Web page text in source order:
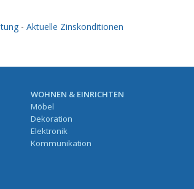
- Aktuelle Zinskonditionen
WOHNEN & EINRICHTEN
Möbel
Dekoration
Elektronik
Kommunikation